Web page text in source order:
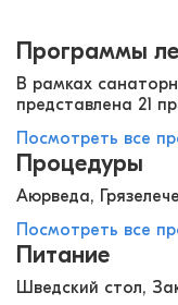
Программы
В рамках
представлена 21
Посмотреть все
Процедуры
Аюрведа,
Посмотреть все
Питание
Шведский стол,